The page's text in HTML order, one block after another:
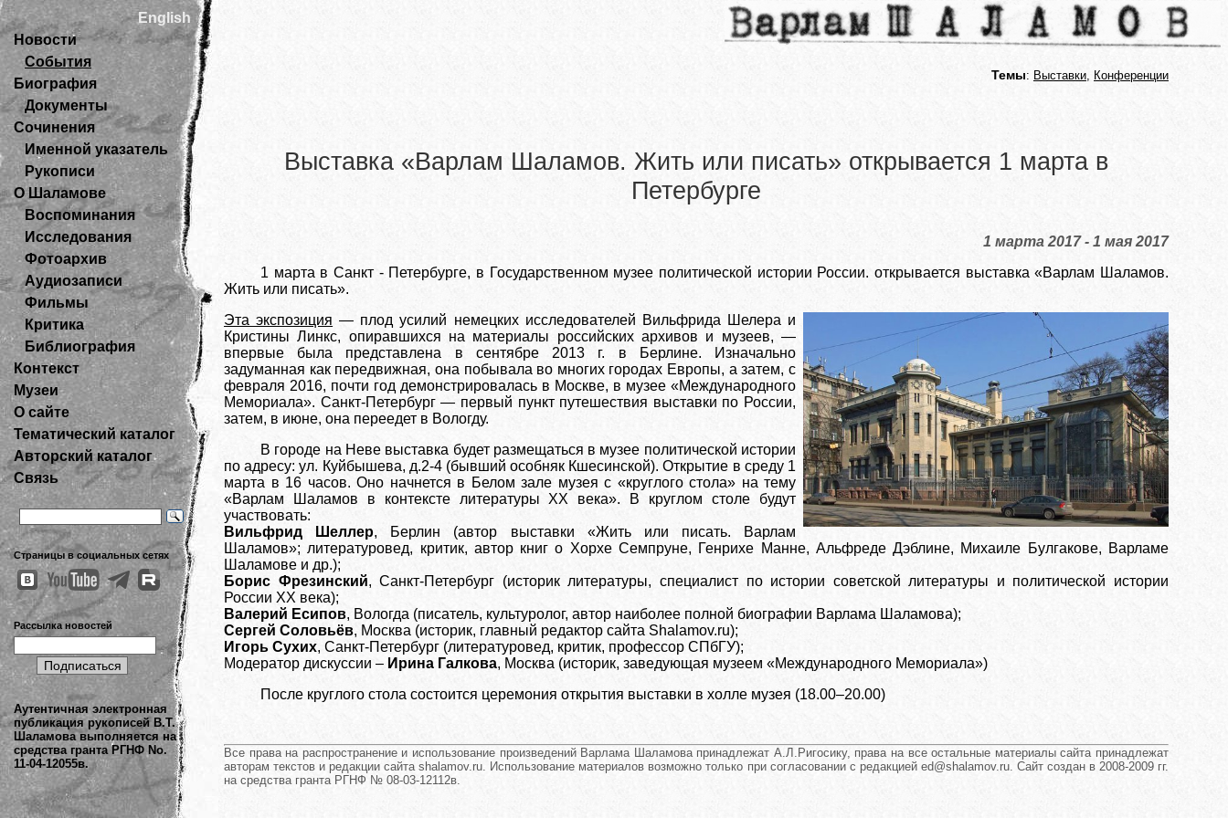
English
Новости
События
Биография
Документы
Сочинения
Именной указатель
Рукописи
О Шаламове
Воспоминания
Исследования
Фотоархив
Аудиозаписи
Фильмы
Критика
Библиография
Контекст
Музеи
О сайте
Тематический каталог
Авторский каталог
Связь
Страницы в социальных сетях
Рассылка новостей
Аутентичная электронная
публикация рукописей В.Т.
Шаламова выполняется на
средства гранта РГНФ No.
11-04-12055в.
Темы: Выставки, Конференции
Выставка «Варлам Шаламов. Жить или писать» открывается 1 марта в
Петербурге
1 марта 2017 - 1 мая 2017
1 марта в Санкт - Петербурге, в Государственном музее политической истории России. открывается выставка «Варлам Шаламов.
Жить или писать».
Эта экспозиция — плод усилий немецких исследователей Вильфрида Шелера и
Кристины Линкс, опиравшихся на материалы российских архивов и музеев, —
впервые была представлена в сентябре 2013 г. в Берлине. Изначально
задуманная как передвижная, она побывала во многих городах Европы, а затем, с
февраля 2016, почти год демонстрировалась в Москве, в музее «Международного
Мемориала». Санкт-Петербург — первый пункт путешествия выставки по России,
затем, в июне, она переедет в Вологду.
В городе на Неве выставка будет размещаться в музее политической истории
по адресу: ул. Куйбышева, д.2-4 (бывший особняк Кшесинской). Открытие в среду 1
марта в 16 часов. Оно начнется в Белом зале музея с «круглого стола» на тему
«Варлам Шаламов в контексте литературы ХХ века». В круглом столе будут
участвовать:
Вильфрид Шеллер, Берлин (автор выставки «Жить или писать. Варлам
Шаламов»; литературовед, критик, автор книг о Хорхе Семпруне, Генрихе Манне, Альфреде Дэблине, Михаиле Булгакове, Варламе
Шаламове и др.);
Борис Фрезинский, Санкт-Петербург (историк литературы, специалист по истории советской литературы и политической истории
России ХХ века);
Валерий Есипов, Вологда (писатель, культуролог, автор наиболее полной биографии Варлама Шаламова);
Сергей Соловьёв, Москва (историк, главный редактор сайта Shalamov.ru);
Игорь Сухих, Санкт-Петербург (литературовед, критик, профессор СПбГУ);
Модератор дискуссии – Ирина Галкова, Москва (историк, заведующая музеем «Международного Мемориала»)
После круглого стола состоится церемония открытия выставки в холле музея (18.00–20.00)
Все права на распространение и использование произведений Варлама Шаламова принадлежат А.Л.Ригосику, права на все остальные материалы сайта принадлежат
авторам текстов и редакции сайта shalamov.ru. Использование материалов возможно только при согласовании с редакцией ed@shalamov.ru. Сайт создан в 2008-2009 гг.
на средства гранта РГНФ № 08-03-12112в.